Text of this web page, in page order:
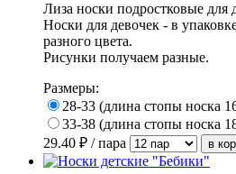
Лиза носки подростковые для
Носки для девочек - в
разного цвета.
Рисунки получаем разные.
Размеры:
28-33 (длина стопы носка
33-38 (длина стопы носка
29.40 ₽ / пара